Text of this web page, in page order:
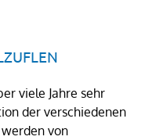
viele Jahre sehr
der verschiedenen
von